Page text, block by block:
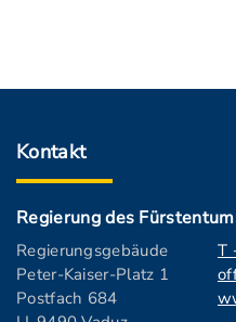
Kontakt
Regierung des
Regierungsgebäude
Peter-Kaiser-Platz 1
Postfach 684
T